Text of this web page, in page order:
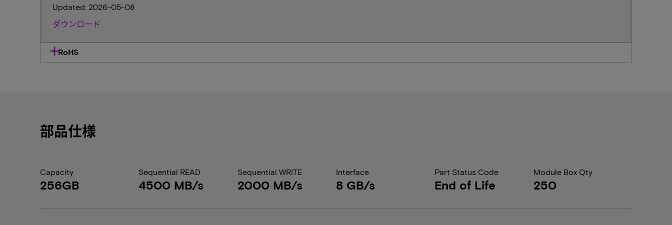
Updated: 2026-05-08
ダウンロード
RoHS
部品仕様
Capacity
256GB
Sequential READ
4500 MB/s
Sequential WRITE
2000 MB/s
Interface
8 GB/s
Part Status Code
End of Life
Module Box Qty
250